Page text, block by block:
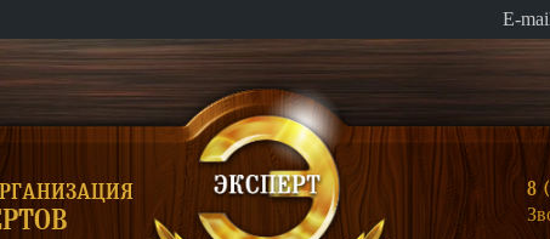
E-
8